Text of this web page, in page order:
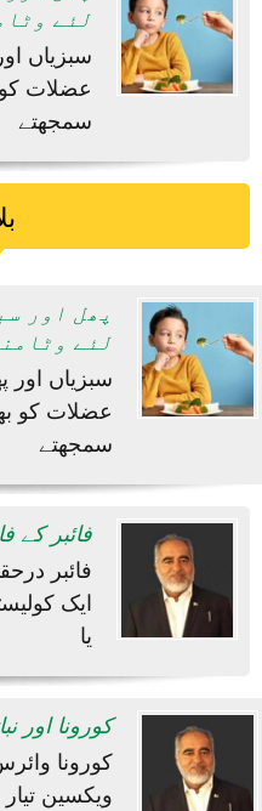
لئے
سبزیاں
عضلات
سمجھتے
پھل اور
لئے
سبزیاں
عضلات کو
سمجھتے
فائبر کے
فائبر
ایک
یا
کورونا اور
کورونا
ویکسین